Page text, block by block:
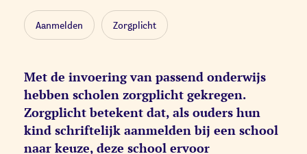
Aanmelden Zorgplicht
Met de invoering van passend onderwijs
hebben scholen zorgplicht gekregen.
Zorgplicht betekent dat, als ouders hun
kind schriftelijk aanmelden bij een school
naar keuze, deze school ervoor